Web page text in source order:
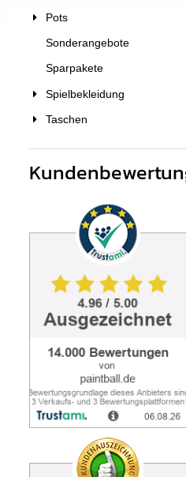
Pots
Sonderangebote
Sparpakete
Spielbekleidung
Taschen